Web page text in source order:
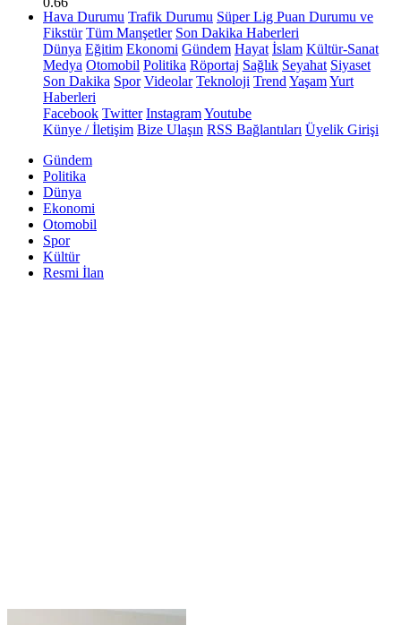
Hava Durumu Trafik Durumu Süper Lig Puan Durumu ve
Fikstür Tüm Manşetler Son Dakika Haberleri
Dünya Eğitim Ekonomi Gündem Hayat İslam Kültür-Sanat
Medya Otomobil Politika Röportaj Sağlık Seyahat Siyaset
Son Dakika Spor Videolar Teknoloji Trend YaşamYurt
Haberleri
Facebook Twitter InstagramYoutube
Künye / İletişim Bize Ulaşın RSS Bağlantıları Üyelik Girişi
Gündem
Politika
Dünya
Ekonomi
Otomobil
Spor
Kültür
Resmi İlan